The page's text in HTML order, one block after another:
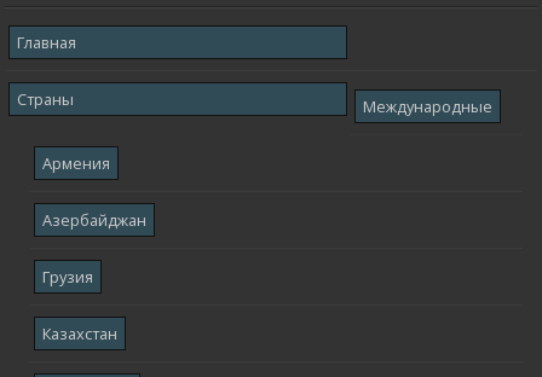
Главная
Страны Международные
Армения
Азербайджан
Грузия
Казахстан